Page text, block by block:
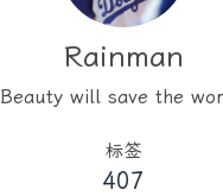
Rainman
Beauty will save the
标签
407